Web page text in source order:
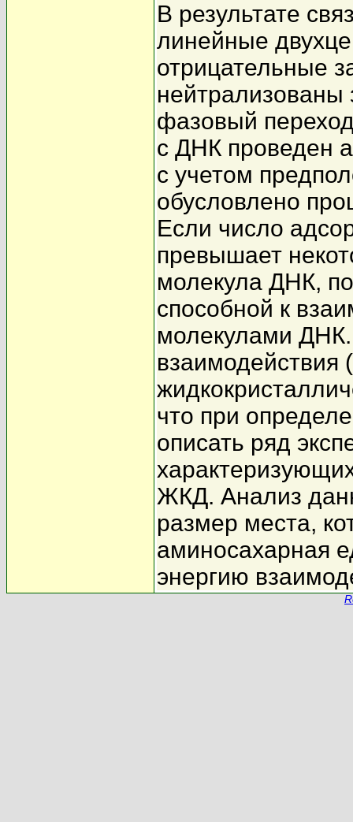
В результате
линейные
отрицательные
нейтрализованы
фазовый
с ДНК проведен
с учетом
обусловлено
Если число
превышает
молекула ДНК,
способной к
молекулами ДНК.
что при
описать ряд
ЖКД. Анализ
размер места,
аминосахарная
энергию